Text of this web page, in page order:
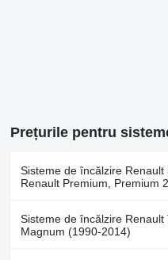
Prețurile pentru
Sisteme de încălzire
Renault Premium, Premium
Sisteme de încălzire
Magnum (1990-2014)